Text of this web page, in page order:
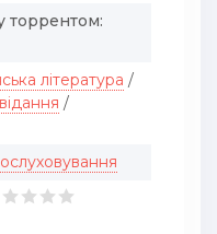
торрентом:
література /
/